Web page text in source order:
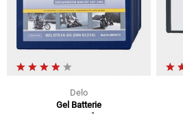
Delo
Gel Batterie